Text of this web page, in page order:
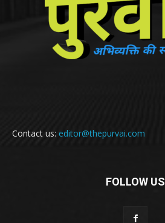
Contact us: editor@thepurvai.com
FOLLOW US